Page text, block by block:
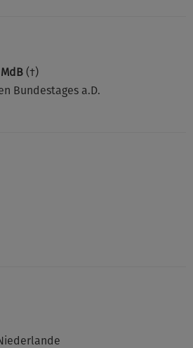
(†)
Bundestages a.D.